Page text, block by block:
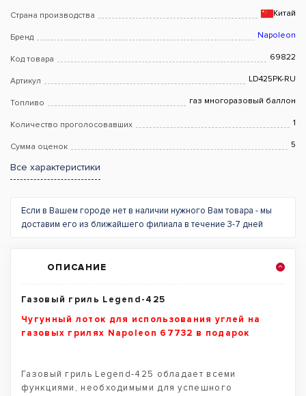
Страна производства Китай
Бренд Napoleon
Код товара 69822
Артикул LD425PK-RU
Топливо газ многоразовый баллон
Количество проголосовавших 1
Сумма оценок 5
Все характеристики
Если в Вашем городе нет в наличии нужного Вам товара - мы
доставим его из ближайшего филиала в течение 3-7 дней
ОПИСАНИЕ
Газовый гриль Legend-425
Чугунный лоток для использования углей на
газовых грилях Napoleon 67732 в подарок
Газовый гриль Legend-425 обладает всеми
функциями, необходимыми для успешного